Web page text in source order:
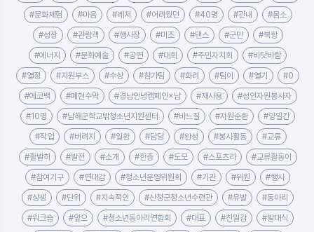
#문화체험 #마음 #레저 #어려웠던 #40명 #관내 #몸소
#성장 #관람객 #행사장 #미조 #댄스 #군민 #북항
#에너지 #문화예술 #공연 #대회 #주민자치회 #바닷바람
#열정 #지원부스 #수상 #참가팀 #화려 #팀이 #열기 #0
#에코백 #폐현수막 #경남안녕캠페인×남 #재사용 #성인자원봉사자
#10명 #남해군학교밖청소년지원센터 #바느질 #자원순환 #양일간
#작업 #버려지 #일환 #담당 #완성 #봉사활동 #교류
#활발히 #발전 #소개 #한층 #도모 #스포츠라 #교류활동이
#참여기구 #연대감 #청소년운영위원회 #기관 #위원 #행사
#상생 #단위 #지속적인 #산청군청소년수련관 #유발 #동아리
#워크숍 #앞으 #청소년동아리연합회 #대표 #친밀감 #발대식